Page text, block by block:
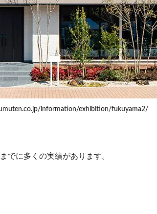
information/exhibition/fukuyama2/
でに多くの実績があります。